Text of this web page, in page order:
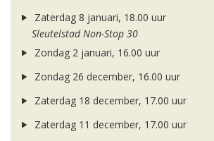
Zaterdag 8 januari, 18.00 uur
Sleutelstad Non-Stop 30
Zondag 2 januari, 16.00 uur
Zondag 26 december, 16.00 uur
Zaterdag 18 december, 17.00 uur
Zaterdag 11 december, 17.00 uur